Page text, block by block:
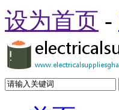
设为首页 -